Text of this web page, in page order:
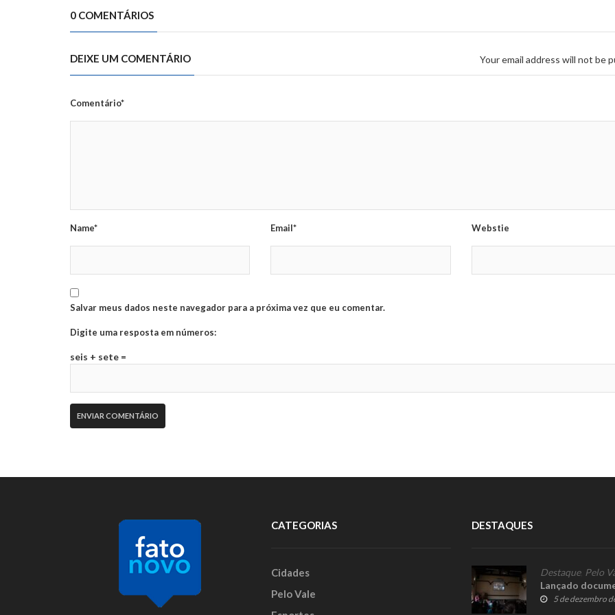
0 COMENTÁRIOS
DEIXE UM COMENTÁRIO Your email address will not be
Comentário*
Name* Email* Webstie
Salvar meus dados neste navegador para a próxima vez que eu comentar.
Digite uma resposta em números:
seis + sete =
CATEGORIAS
Cidades
Pelo Vale
DESTAQUES
Destaque, Pelo
Lançado
5 de dezembro